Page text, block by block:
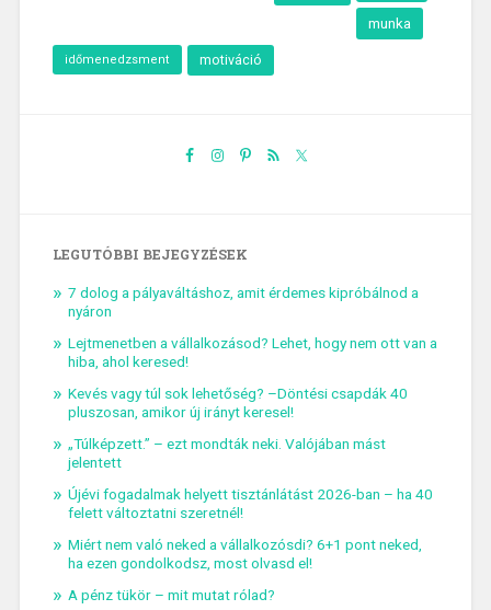
munka
időmenedzsment motiváció
LEGUTÓBBI BEJEGYZÉSEK
7 dolog a pályaváltáshoz, amit érdemes kipróbálnod a
nyáron
Lejtmenetben a vállalkozásod? Lehet, hogy nem ott van a
hiba, ahol keresed!
Kevés vagy túl sok lehetőség? –Döntési csapdák 40
pluszosan, amikor új irányt keresel!
„Túlképzett.” – ezt mondták neki. Valójában mást
jelentett
Újévi fogadalmak helyett tisztánlátást 2026-ban – ha 40
felett változtatni szeretnél!
Miért nem való neked a vállalkozósdi? 6+1 pont neked,
ha ezen gondolkodsz, most olvasd el!
A pénz tükör – mit mutat rólad?